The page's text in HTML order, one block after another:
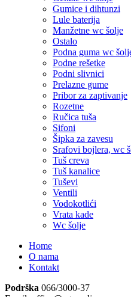
Gumice i dihtunzi
Lule baterija
Manžetne wc šolje
Ostalo
Podna guma wc
Podne rešetke
Podni slivnici
Prelazne gume
Pribor za zaptivanje
Rozetne
Ručica tuša
Sifoni
Šipka za zavesu
Srafovi bojlera, wc
Tuš creva
Tuš kanalice
Tuševi
Ventili
Vodokotlići
Vrata kade
Wc šolje
Home
O nama
Kontakt
Podrška 066/3000-37